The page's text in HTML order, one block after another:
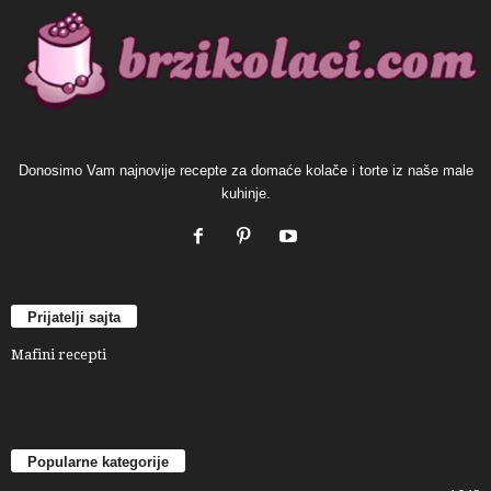
Donosimo Vam najnovije recepte za domaće kolače i torte iz naše male
kuhinje.
Prijatelji sajta
Mafini recepti
Popularne kategorije